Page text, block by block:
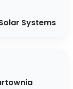
Systems